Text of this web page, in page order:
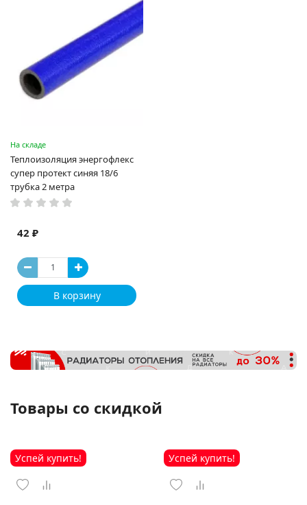
На складе
Теплоизоляция энергофлекс
супер протект синяя 18/6
трубка 2 метра
42 ₽
В корзину
Товары со скидкой
Успей купить! Успей купить!